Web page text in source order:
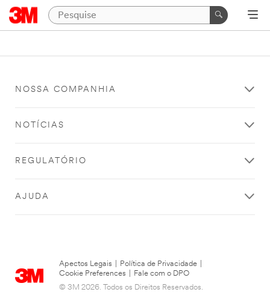
NOSSA COMPANHIA
NOTÍCIAS
REGULATÓRIO
AJUDA
Apectos Legais Política de Privacidade
Cookie Preferences
Fale com o DPO
© 3M 2026. Todos os Direitos Reservados.